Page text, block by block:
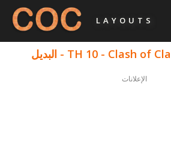
LAYOUTS
الإعلانات